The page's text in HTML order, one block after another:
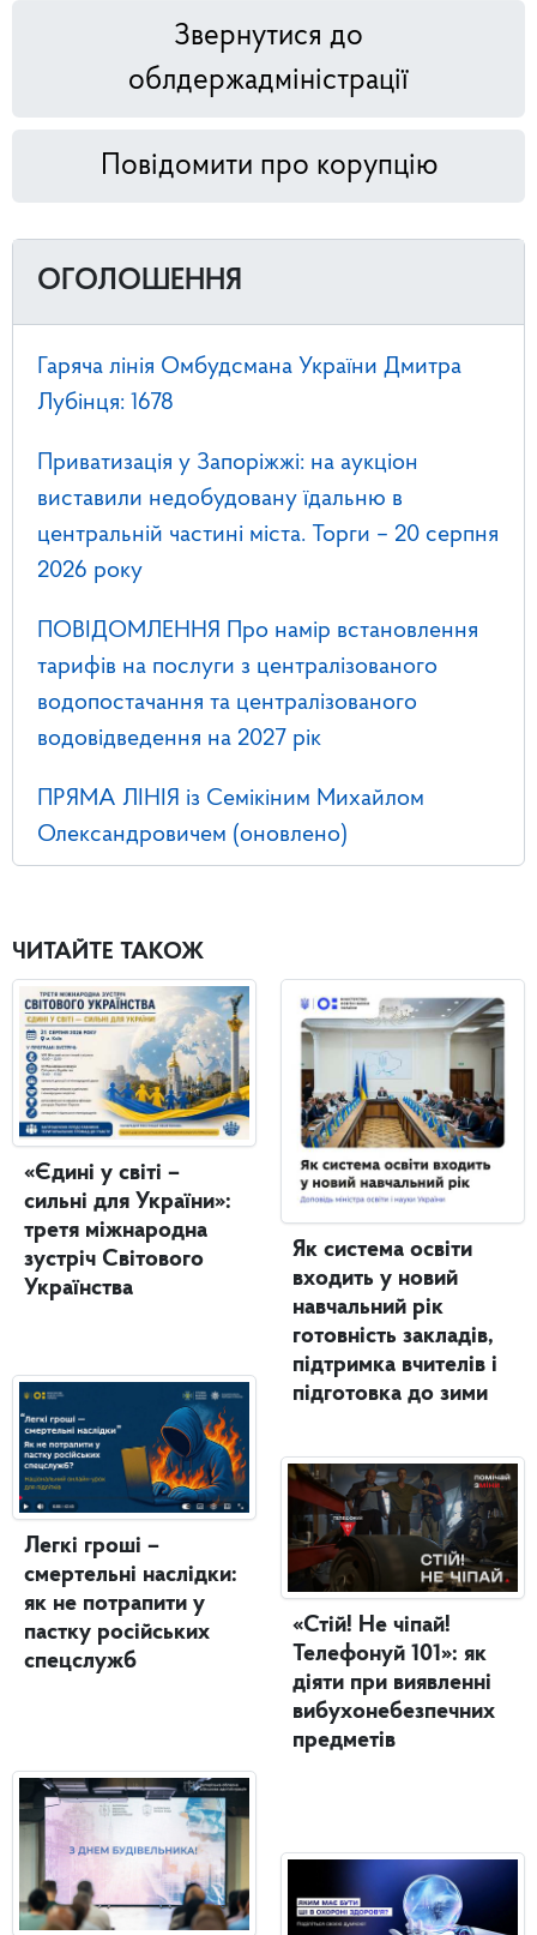
Звернутися до
облдержадміністрації
Повідомити про корупцію
ОГОЛОШЕННЯ
Гаряча лінія Омбудсмана України Дмитра
Лубінця: 1678
Приватизація у Запоріжжі: на аукціон
виставили недобудовану їдальню в
центральній частині міста. Торги – 20 серпня
2026 року
ПОВІДОМЛЕННЯ Про намір встановлення
тарифів на послуги з централізованого
водопостачання та централізованого
водовідведення на 2027 рік
ПРЯМА ЛІНІЯ із Семікіним Михайлом
Олександровичем (оновлено)
ЧИТАЙТЕ ТАКОЖ
«Єдині у світі –
сильні для України»:
третя міжнародна
зустріч Світового
Українства
Легкі гроші –
смертельні наслідки:
як не потрапити у
пастку російських
спецслужб
Як система освіти
входить у новий
навчальний рік
готовність закладів,
підтримка вчителів і
підготовка до зими
«Стій! Не чіпай!
Телефонуй 101»: як
діяти при виявленні
вибухонебезпечних
предметів